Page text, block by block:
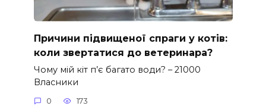
Причини підвищеної спраги у котів:
коли звертатися до ветеринара?
Чому мій кіт п’є багато води? – 21000
Власники
0 173